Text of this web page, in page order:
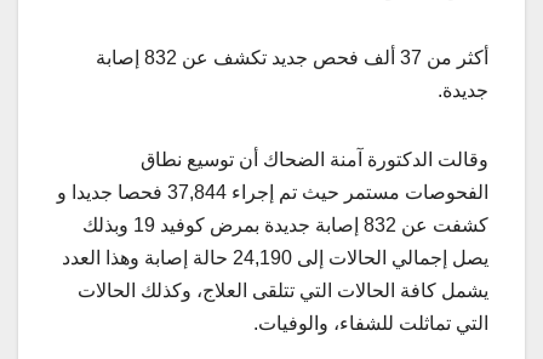
أكثر من 37 ألف فحص جديد تكشف عن 832 إصابة
جديدة.
وقالت الدكتورة آمنة الضحاك أن توسيع نطاق
الفحوصات مستمر حيث تم إجراء 37,844 فحصا جديدا و
كشفت عن 832 إصابة جديدة بمرض كوفيد 19 وبذلك
يصل إجمالي الحالات إلى 24,190 حالة إصابة وهذا العدد
يشمل كافة الحالات التي تتلقى العلاج، وكذلك الحالات
التي تماثلت للشفاء، والوفيات.